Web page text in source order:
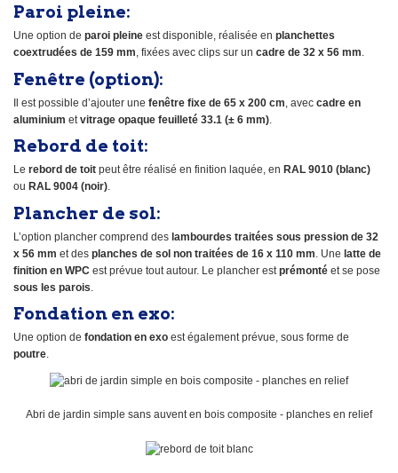
Paroi pleine:
Une option de paroi pleine est disponible, réalisée en planchettes
coextrudées de 159 mm, fixées avec clips sur un cadre de 32 x 56 mm.
Fenêtre (option):
Il est possible d’ajouter une fenêtre fixe de 65 x 200 cm , avec cadre en
aluminium et vitrage opaque feuilleté 33.1 (± 6 mm)
Rebord de toit:
Le rebord de toit peut être réalisé en finition laquée, en RAL 9010 (blanc)
ou RAL 9004 (noir).
Plancher de sol:
L’option plancher comprend des lambourdes traitées sous pression de 32
x 56 mm et des planches de sol non traitées de 16 x 110 mm . Une latte de
finition en WPC est prévue tout autour. Le plancher est prémonté et se pose
sous les parois
Fondation en exo:
Une option de fondation en exo est également prévue, sous forme de
poutre.
Abri de jardin simple sans auvent en bois composite - planches en relief